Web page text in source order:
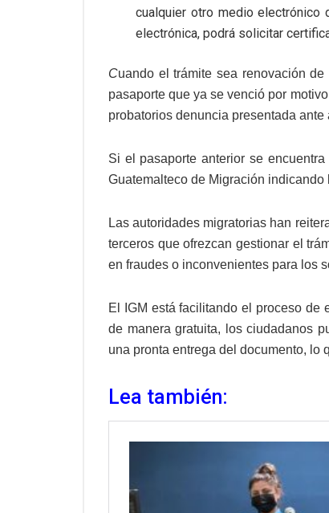
cualquier otro medio
electrónica, podrá solicitar
Cuando el trámite sea renovación
pasaporte que ya se venció por
probatorios denuncia presentada
Si el pasaporte anterior se
Guatemalteco de Migración indicando
Las autoridades migratorias han
terceros que ofrezcan gestionar el
en fraudes o inconvenientes para los
El IGM está facilitando el proceso
de manera gratuita, los ciudadanos
una pronta entrega del documento, lo
Lea también: